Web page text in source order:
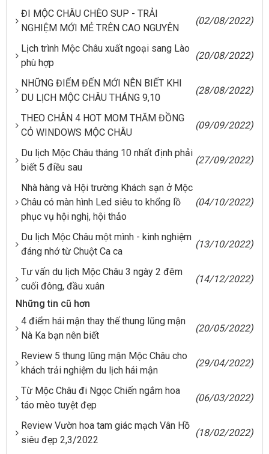
ĐI MỘC CHÂU CHÈO SUP - TRẢI
NGHIỆM MỚI MẺ TRÊN CAO NGUYÊN
(02/08/2022)
Lịch trình Mộc Châu xuất ngoại sang Lào
phù hợp
(20/08/2022)
NHỮNG ĐIỂM ĐẾN MỚI NÊN BIẾT KHI
DU LỊCH MỘC CHÂU THÁNG 9,10
(28/08/2022)
THEO CHÂN 4 HOT MOM THĂM ĐỒNG
CỎ WINDOWS MỘC CHÂU
(09/09/2022)
Du lịch Mộc Châu tháng 10 nhất định phải
biết 5 điều sau
(27/09/2022)
Nhà hàng và Hội trường Khách sạn ở Mộc
Châu có màn hình Led siêu to khổng lồ
phục vụ hội nghị, hội thảo
(04/10/2022)
Du lịch Mộc Châu một mình - kinh nghiệm
đáng nhớ từ Chuột Ca ca
(13/10/2022)
Tư vấn du lịch Mộc Châu 3 ngày 2 đêm
cuối đông, đầu xuân
(14/12/2022)
Những tin cũ hơn
4 điểm hái mận thay thế thung lũng mận
Nà Ka bạn nên biết
(20/05/2022)
Review 5 thung lũng mận Mộc Châu cho
khách trải nghiệm du lịch hái mận
(29/04/2022)
Từ Mộc Châu đi Ngọc Chiến ngắm hoa
táo mèo tuyệt đẹp
(06/03/2022)
Review Vườn hoa tam giác mạch Vân Hồ
siêu đẹp 2,3/2022
(18/02/2022)